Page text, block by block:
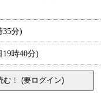
分)
時40分)